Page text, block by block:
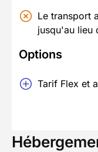
Le transport
jusqu'au lieu
Options
Tarif Flex et